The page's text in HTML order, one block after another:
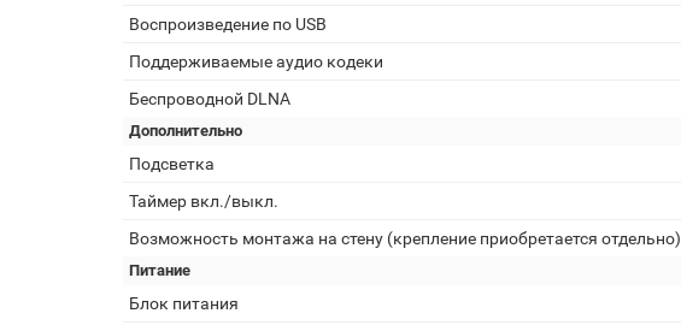
Воспроизведение по USB
Поддерживаемые аудио кодеки
Беспроводной DLNA
Дополнительно
Подсветка
Таймер вкл./выкл.
Возможность монтажа на стену (крепление приобретается отдельно)
Питание
Блок питания